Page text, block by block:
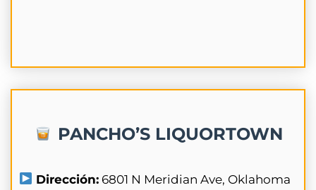
PANCHO’S LIQUORTOWN
Dirección: 6801 N Meridian Ave, Oklahoma